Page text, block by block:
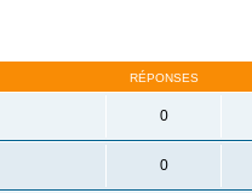
RÉPONSES
0
0